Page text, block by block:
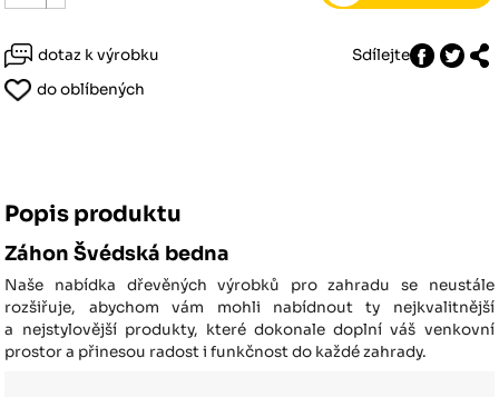
dotaz k výrobku
Sdílejte
do oblíbených
Popis produktu
Záhon Švédská bedna
Naše nabídka dřevěných výrobků pro zahradu se neustále
rozšiřuje, abychom vám mohli nabídnout ty nejkvalitnější
a nejstylovější produkty, které dokonale doplní váš venkovní
prostor a přinesou radost i funkčnost do každé zahrady.